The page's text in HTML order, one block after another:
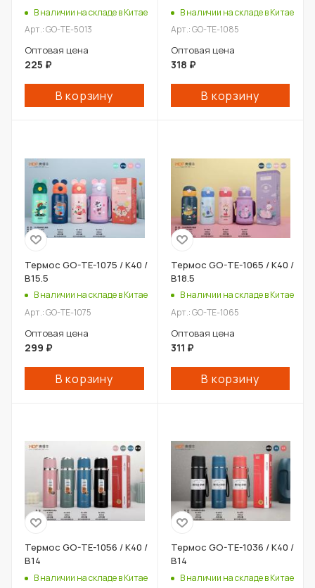
В наличии на складе в Китае
Арт.: GO-TE-5013
Оптовая цена
225 ₽
В корзину
В наличии на складе в Китае
Арт.: GO-TE-1085
Оптовая цена
318 ₽
В корзину
Термос GO-TE-1075 / К40 /
В15.5
В наличии на складе в Китае
Арт.: GO-TE-1075
Оптовая цена
299 ₽
В корзину
Термос GO-TE-1065 / К40 /
В18.5
В наличии на складе в Китае
Арт.: GO-TE-1065
Оптовая цена
311 ₽
В корзину
Термос GO-TE-1056 / К40 /
В14
В наличии на складе в Китае
Термос GO-TE-1036 / К40 /
В14
В наличии на складе в Китае